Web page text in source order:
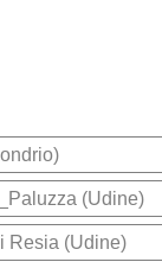
(Udine)
Resia (Udine)